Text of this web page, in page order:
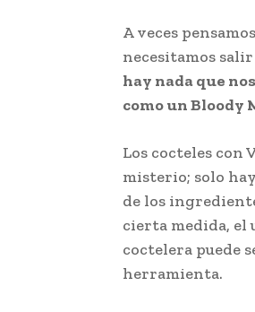
A veces
necesitamos
hay nada que
como un Bloody
Los cocteles con
misterio; solo
de los
cierta medida, el
coctelera puede
herramienta.